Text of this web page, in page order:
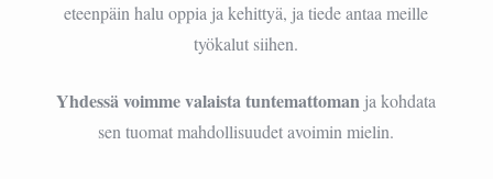
eteenpäin halu oppia ja kehittyä, ja tiede antaa meille
työkalut siihen.
Yhdessä voimme valaista tuntemattoman ja kohdata
sen tuomat mahdollisuudet avoimin mielin.